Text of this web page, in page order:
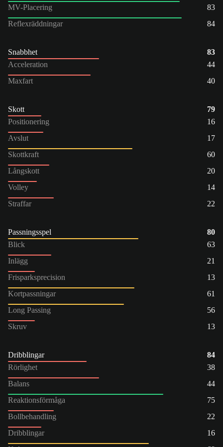
MV-Placering
83
Reflexräddningar
84
Snabbhet
83
Acceleration
44
Maxfart
40
Skott
79
Positionering
16
Avslut
17
Skottkraft
60
Långskott
20
Volley
14
Straffar
22
Passningsspel
80
Blick
63
Inlägg
21
Frisparksprecision
13
Kortpassningar
61
Long Passing
56
Skruv
13
Dribblingar
84
Rörlighet
38
Balans
44
Reaktionsförmåga
75
Bollbehandling
22
Dribblingar
16